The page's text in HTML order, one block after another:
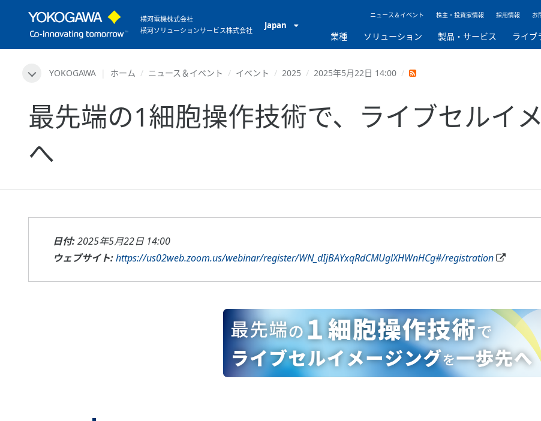
横河電機株式会社
横河ソリューションサービス株式会社
Japan
ニュース＆イベント 株主・投資家情報 採用情報 お
業種 ソリューション 製品・サービス ライブ
YOKOGAWA ホーム ニュース＆イベント イベント 2025 2025年5月22日 14:00
最先端の1細胞操作技術で、ライブセルイ
へ
日付:2025年5月22日 14:00
ウェブサイト:https://us02web.zoom.us/webinar/register/WN_dIjBAYxqRdCMUglXHWnHCg#/registration